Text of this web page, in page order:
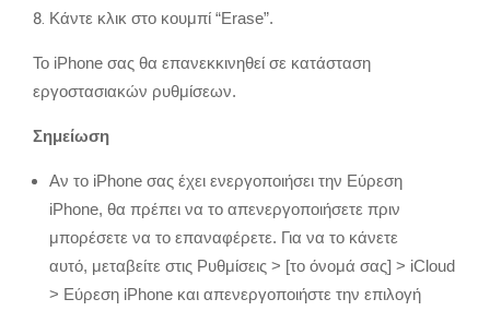
Κάντε κλικ στο κουμπί “Erase”.
Το iPhone σας θα επανεκκινηθεί σε κατάσταση
εργοστασιακών ρυθμίσεων.
Σημείωση
Αν το iPhone σας έχει ενεργοποιήσει την Εύρεση
iPhone, θα πρέπει να το απενεργοποιήσετε πριν
μπορέσετε να το επαναφέρετε. Για να το κάνετε
αυτό, μεταβείτε στις Ρυθμίσεις > [το όνομά σας] > iCloud
> Εύρεση iPhone και απενεργοποιήστε την επιλογή